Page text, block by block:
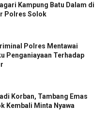
Kampung Batu Dalam di
Polres Solok
Polres Mentawai
Penganiayaan Terhadap
Korban, Tambang Emas
Kembali Minta Nyawa